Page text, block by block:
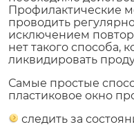
Профилактические
проводить
исключением
нет такого способа,
ликвидировать
Самые простые
пластиковое окно
следить за